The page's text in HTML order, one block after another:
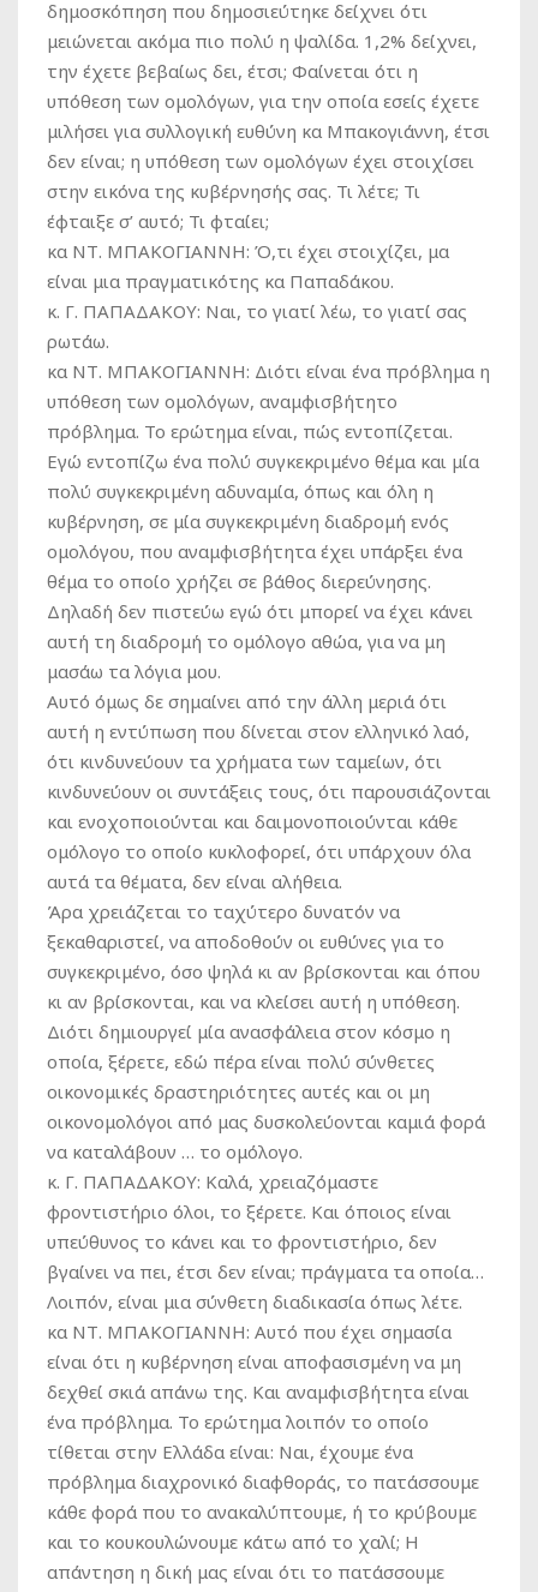
δημοσκόπηση που δημοσιεύτηκε δείχνει ότι
μειώνεται ακόμα πιο πολύ η ψαλίδα. 1,2% δείχνει,
την έχετε βεβαίως δει, έτσι; Φαίνεται ότι η
υπόθεση των ομολόγων, για την οποία εσείς έχετε
μιλήσει για συλλογική ευθύνη κα Μπακογιάννη, έτσι
δεν είναι; η υπόθεση των ομολόγων έχει στοιχίσει
στην εικόνα της κυβέρνησής σας. Τι λέτε; Τι
έφταιξε σ’ αυτό; Τι φταίει;
κα ΝΤ. ΜΠΑΚΟΓΙΑΝΝΗ: Ό,τι έχει στοιχίζει, μα
είναι μια πραγματικότης κα Παπαδάκου.
κ. Γ. ΠΑΠΑΔΑΚΟΥ: Ναι, το γιατί λέω, το γιατί σας
ρωτάω.
κα ΝΤ. ΜΠΑΚΟΓΙΑΝΝΗ: Διότι είναι ένα πρόβλημα η
υπόθεση των ομολόγων, αναμφισβήτητο
πρόβλημα. Το ερώτημα είναι, πώς εντοπίζεται.
Εγώ εντοπίζω ένα πολύ συγκεκριμένο θέμα και μία
πολύ συγκεκριμένη αδυναμία, όπως και όλη η
κυβέρνηση, σε μία συγκεκριμένη διαδρομή ενός
ομολόγου, που αναμφισβήτητα έχει υπάρξει ένα
θέμα το οποίο χρήζει σε βάθος διερεύνησης.
Δηλαδή δεν πιστεύω εγώ ότι μπορεί να έχει κάνει
αυτή τη διαδρομή το ομόλογο αθώα, για να μη
μασάω τα λόγια μου.
Αυτό όμως δε σημαίνει από την άλλη μεριά ότι
αυτή η εντύπωση που δίνεται στον ελληνικό λαό,
ότι κινδυνεύουν τα χρήματα των ταμείων, ότι
κινδυνεύουν οι συντάξεις τους, ότι παρουσιάζονται
και ενοχοποιούνται και δαιμονοποιούνται κάθε
ομόλογο το οποίο κυκλοφορεί, ότι υπάρχουν όλα
αυτά τα θέματα, δεν είναι αλήθεια.
Άρα χρειάζεται το ταχύτερο δυνατόν να
ξεκαθαριστεί, να αποδοθούν οι ευθύνες για το
συγκεκριμένο, όσο ψηλά κι αν βρίσκονται και όπου
κι αν βρίσκονται, και να κλείσει αυτή η υπόθεση.
Διότι δημιουργεί μία ανασφάλεια στον κόσμο η
οποία, ξέρετε, εδώ πέρα είναι πολύ σύνθετες
οικονομικές δραστηριότητες αυτές και οι μη
οικονομολόγοι από μας δυσκολεύονται καμιά φορά
να καταλάβουν … το ομόλογο.
κ. Γ. ΠΑΠΑΔΑΚΟΥ: Καλά, χρειαζόμαστε
φροντιστήριο όλοι, το ξέρετε. Και όποιος είναι
υπεύθυνος το κάνει και το φροντιστήριο, δεν
βγαίνει να πει, έτσι δεν είναι; πράγματα τα οποία…
Λοιπόν, είναι μια σύνθετη διαδικασία όπως λέτε.
κα ΝΤ. ΜΠΑΚΟΓΙΑΝΝΗ: Αυτό που έχει σημασία
είναι ότι η κυβέρνηση είναι αποφασισμένη να μη
δεχθεί σκιά απάνω της. Και αναμφισβήτητα είναι
ένα πρόβλημα. Το ερώτημα λοιπόν το οποίο
τίθεται στην Ελλάδα είναι: Ναι, έχουμε ένα
πρόβλημα διαχρονικό διαφθοράς, το πατάσσουμε
κάθε φορά που το ανακαλύπτουμε, ή το κρύβουμε
και το κουκουλώνουμε κάτω από το χαλί; Η
απάντηση η δική μας είναι ότι το πατάσσουμε